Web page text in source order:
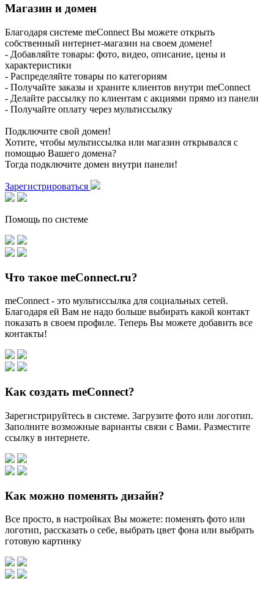
Магазин и домен
Благодаря системе meConnect Вы можете открыть
собственный интернет-магазин на своем домене!
- Добавляйте товары: фото, видео, описание, цены и
характеристики
- Распределяйте товары по категориям
- Получайте заказы и храните клиентов внутри meConnect
- Делайте рассылку по клиентам с акциями прямо из панели
- Получайте оплату через мультиссылку
Подключите свой домен!
Хотите, чтобы мультиссылка или магазин открывался с
помощью Вашего домена?
Тогда подключите домен внутри панели!
Зарегистрироваться
Помощь по системе
Что такое meConnect.ru?
meConnect - это мультиссылка для социальных сетей.
Благодаря ей Вам не надо больше выбирать какой контакт
показать в своем профиле. Теперь Вы можете добавить все
контакты!
Как создать meConnect?
Зарегистрируйтесь в системе. Загрузите фото или логотип.
Заполните возможные варианты связи с Вами. Разместите
ссылку в интернете.
Как можно поменять дизайн?
Все просто, в настройках Вы можете: поменять фото или
логотип, рассказать о себе, выбрать цвет фона или выбрать
готовую картинку